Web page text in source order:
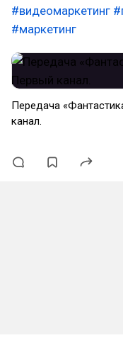
#видеомаркетинг
#маркетинг
Передача
канал.